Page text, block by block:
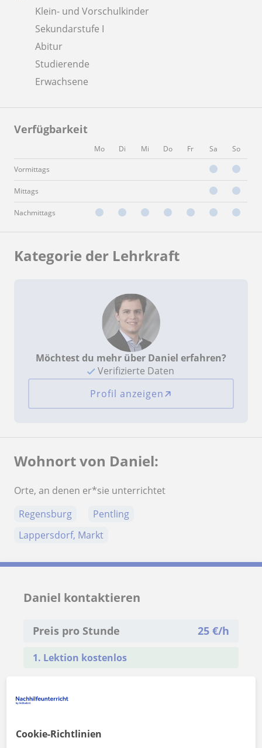
Klein- und Vorschulkinder
Sekundarstufe I
Abitur
Studierende
Erwachsene
Verfügbarkeit
Mo Di Mi Do Fr Sa So
Vormittags
Mittags
Nachmittags
Kategorie der Lehrkraft
Möchtest du mehr über Daniel erfahren?
Verifizierte Daten
Profil anzeigen
Wohnort von Daniel:
Orte, an denen er*sie unterrichtet
Regensburg
Pentling
Lappersdorf, Markt
Daniel kontaktieren
Preis pro Stunde 25€/h
1. Lektion kostenlos
Cookie-Richtlinien